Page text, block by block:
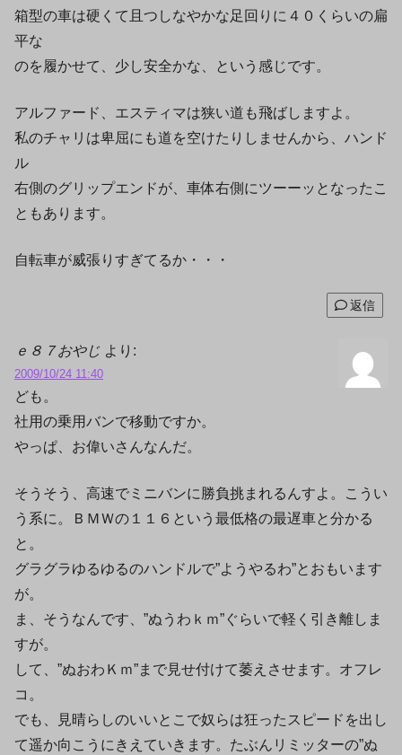
箱型の車は硬くて且つしなやかな足回りに４０くらいの扁
平な
のを履かせて、少し安全かな、という感じです。
アルファード、エスティマは狭い道も飛ばしますよ。
私のチャリは卑屈にも道を空けたりしませんから、ハンド
ル
右側のグリップエンドが、車体右側にツーーッとなったこ
ともあります。
自転車が威張りすぎてるか・・・
返信
ｅ８７おやじ より:
2009/10/24 11:40
ども。
社用の乗用バンで移動ですか。
やっぱ、お偉いさんなんだ。
そうそう、高速でミニバンに勝負挑まれるんすよ。こうい
う系に。ＢＭＷの１１６という最低格の最遅車と分かる
と。
グラグラゆるゆるのハンドルで”ようやるわ”とおもいます
が。
ま、そうなんです、”ぬうわｋｍ”ぐらいで軽く引き離しま
すが。
して、”ぬおわＫｍ”まで見せ付けて萎えさせます。オフレ
コ。
でも、見晴らしのいいとこで奴らは狂ったスピードを出し
て遥か向こうにきえていきます。たぶんリミッターの”ぬ